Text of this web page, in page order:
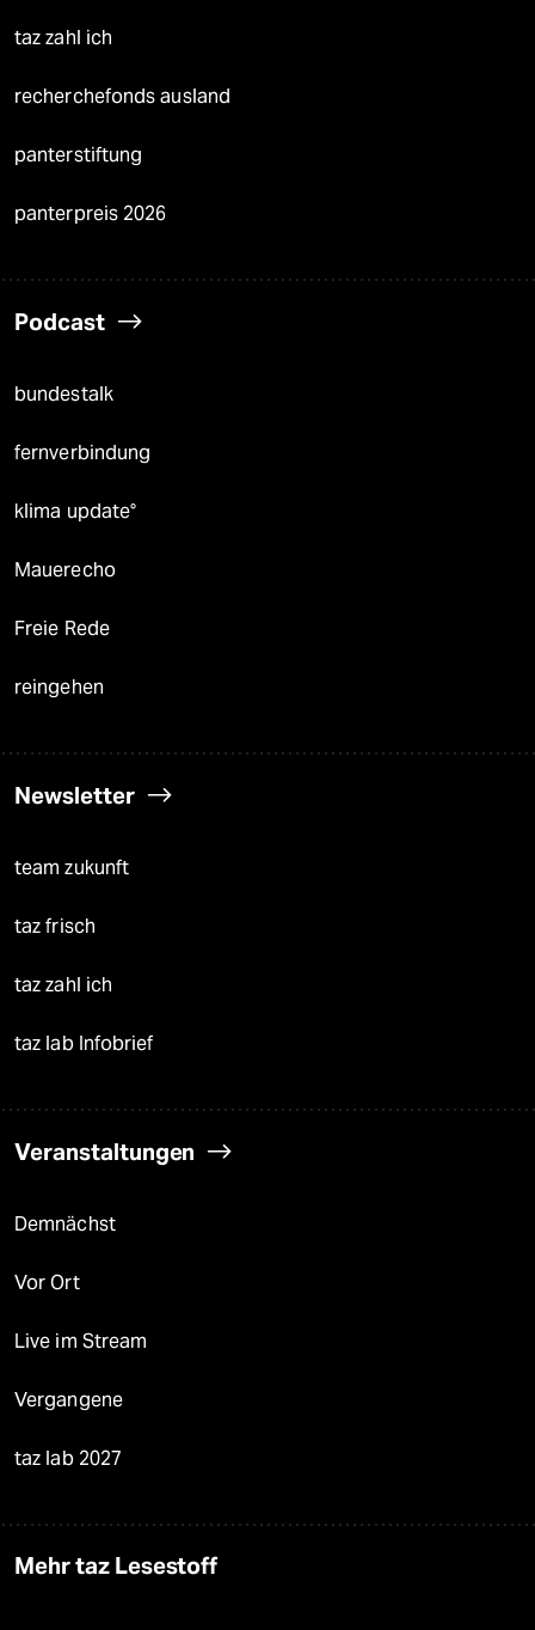
taz zahl ich
recherchefonds ausland
panterstiftung
panterpreis 2026
Podcast
bundestalk
fernverbindung
klima update°
Mauerecho
Freie Rede
reingehen
Newsletter
team zukunft
taz frisch
taz zahl ich
taz lab Infobrief
Veranstaltungen
Demnächst
Vor Ort
Live im Stream
Vergangene
taz lab 2027
Mehr taz Lesestoff